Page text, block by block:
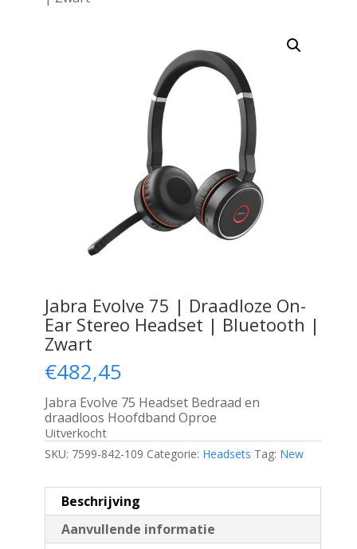
Jabra Evolve 75 | Draadloze On-
Ear Stereo Headset | Bluetooth |
Zwart
€482,45
Jabra Evolve 75 Headset Bedraad en
draadloos Hoofdband Oproe
Uitverkocht
SKU: 7599-842-109 Categorie: Headsets Tag: New
Beschrijving
Aanvullende informatie